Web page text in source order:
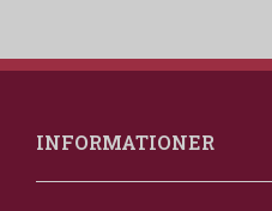
INFORMATIONER